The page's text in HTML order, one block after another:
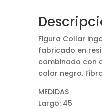
Figura Collar
fabricado en
combinado con
color negro.
MEDIDAS
Largo: 45